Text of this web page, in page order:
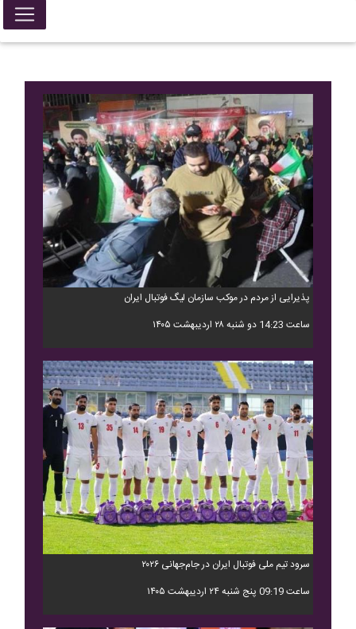
پذیرایی از مردم در موکب سازمان لیگ فوتبال ایران
ساعت 14:23 دو شنبه ۲۸ اردیبهشت ۱۴۰۵
سرود تیم ملی فوتبال ایران در جام‌جهانی ۲۰۲۶
ساعت 09:19 پنج شنبه ۲۴ اردیبهشت ۱۴۰۵